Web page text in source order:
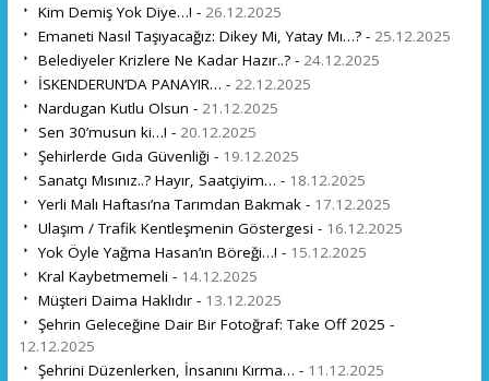
Kim Demiş Yok Diye…! - 26.12.2025
Emaneti Nasıl Taşıyacağız: Dikey Mi, Yatay Mı…? - 25.12.2025
Belediyeler Krizlere Ne Kadar Hazır..? - 24.12.2025
İSKENDERUN’DA PANAYIR… - 22.12.2025
Nardugan Kutlu Olsun - 21.12.2025
Sen 30’musun ki…! - 20.12.2025
Şehirlerde Gıda Güvenliği - 19.12.2025
Sanatçı Mısınız..? Hayır, Saatçiyim… - 18.12.2025
Yerli Malı Haftası’na Tarımdan Bakmak - 17.12.2025
Ulaşım / Trafik Kentleşmenin Göstergesi - 16.12.2025
Yok Öyle Yağma Hasan’ın Böreği…! - 15.12.2025
Kral Kaybetmemeli - 14.12.2025
Müşteri Daima Haklıdır - 13.12.2025
Şehrin Geleceğine Dair Bir Fotoğraf: Take Off 2025 -
12.12.2025
Şehrini Düzenlerken, İnsanını Kırma… - 11.12.2025